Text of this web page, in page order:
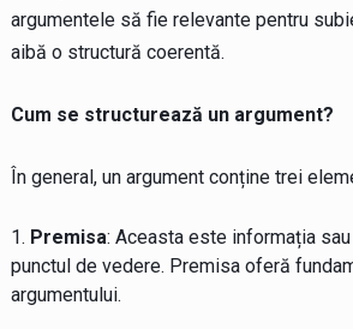
argumentele să fie relevante pentru
aibă o structură coerentă.
Cum se structurează un argument?
În general, un argument conține trei
Premisa: Aceasta este informația
punctul de vedere. Premisa oferă
argumentului.